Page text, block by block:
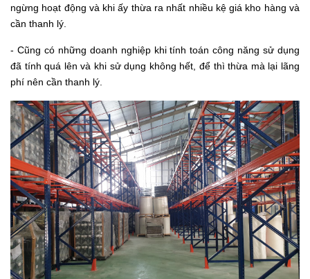
ngừng hoạt động và khi ấy thừa ra nhất nhiều kệ giá kho hàng và
cần thanh lý.
- Cũng có những doanh nghiệp khi tính toán công năng sử dụng
đã tính quá lên và khi sử dụng không hết, để thì thừa mà lại lãng
phí nên cần thanh lý.